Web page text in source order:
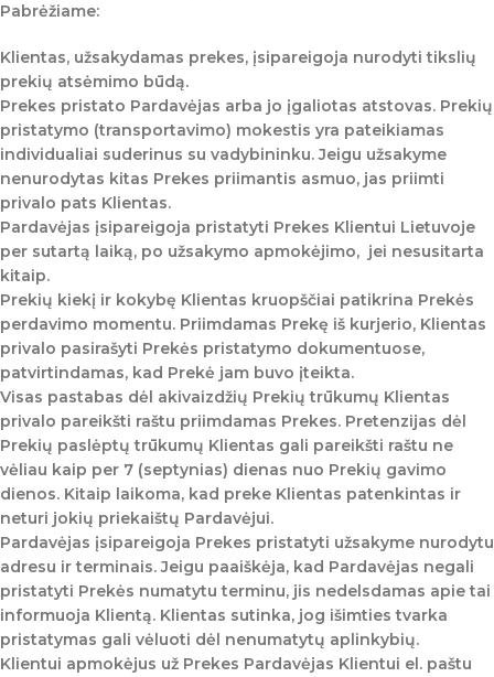
Pabrėžiame:
Klientas, užsakydamas prekes, įsipareigoja nurodyti tikslių
prekių atsėmimo būdą.
Prekes pristato Pardavėjas arba jo įgaliotas atstovas. Prekių
pristatymo (transportavimo) mokestis yra pateikiamas
individualiai suderinus su vadybininku. Jeigu užsakyme
nenurodytas kitas Prekes priimantis asmuo, jas priimti
privalo pats Klientas.
Pardavėjas įsipareigoja pristatyti Prekes Klientui Lietuvoje
per sutartą laiką, po užsakymo apmokėjimo, jei nesusitarta
kitaip.
Prekių kiekį ir kokybę Klientas kruopščiai patikrina Prekės
perdavimo momentu. Priimdamas Prekę iš kurjerio, Klientas
privalo pasirašyti Prekės pristatymo dokumentuose,
patvirtindamas, kad Prekė jam buvo įteikta.
Visas pastabas dėl akivaizdžių Prekių trūkumų Klientas
privalo pareikšti raštu priimdamas Prekes. Pretenzijas dėl
Prekių paslėptų trūkumų Klientas gali pareikšti raštu ne
vėliau kaip per 7 (septynias) dienas nuo Prekių gavimo
dienos. Kitaip laikoma, kad preke Klientas patenkintas ir
neturi jokių priekaištų Pardavėjui.
Pardavėjas įsipareigoja Prekes pristatyti užsakyme nurodytu
adresu ir terminais. Jeigu paaiškėja, kad Pardavėjas negali
pristatyti Prekės numatytu terminu, jis nedelsdamas apie tai
informuoja Klientą. Klientas sutinka, jog išimties tvarka
pristatymas gali vėluoti dėl nenumatytų aplinkybių.
Klientui apmokėjus už Prekes Pardavėjas Klientui el. paštu